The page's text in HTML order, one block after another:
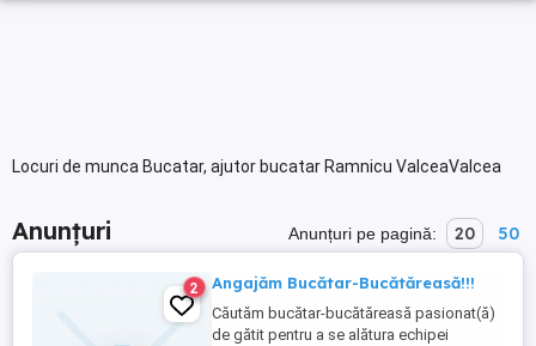
Locuri de munca Bucatar, ajutor bucatar Ramnicu ValceaValcea
Anunțuri Anunțuri pe pagină: 20 50
2 Angajăm Bucătar-Bucătăreasă!!!
Căutăm bucătar-bucătăreasă pasionat(ă)
de gătit pentru a se alătura echipei